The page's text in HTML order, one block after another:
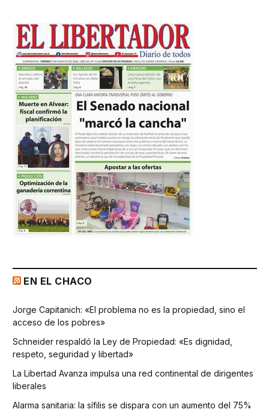
EN EL CHACO
Jorge Capitanich: «El problema no es la propiedad, sino el
acceso de los pobres»
Schneider respaldó la Ley de Propiedad: «Es dignidad,
respeto, seguridad y libertad»
La Libertad Avanza impulsa una red continental de dirigentes
liberales
Alarma sanitaria: la sífilis se dispara con un aumento del 75%